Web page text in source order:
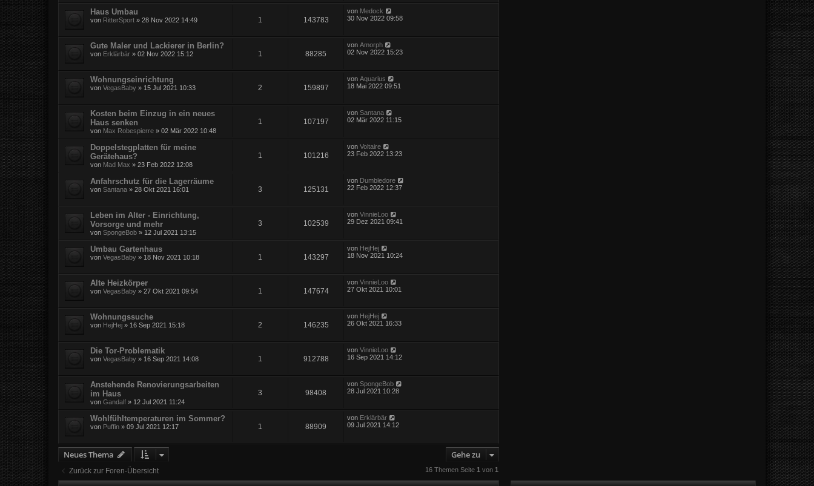
Haus Umbau
von RitterSport » 28 Nov 2022 14:49 1 143783
von Medock
30 Nov 2022 09:58
Gute Maler und Lackierer in Berlin?
von Erklärbär » 02 Nov 2022 15:12 1 88285
vonAmorph
02 Nov 2022 15:23
Wohnungseinrichtung
von VegasBaby » 15 Jul 2021 10:33 2 159897
vonAquarius
18 Mai 2022 09:51
Kosten beim Einzug in ein neues
Haus senken
von Max Robespierre » 02 Mär 2022 10:48
1 107197
vonSantana
02 Mär 2022 11:15
Doppelstegplatten für meine
Gerätehaus?
von Mad Max » 23 Feb 2022 12:08
1 101216
vonVoltaire
23 Feb 2022 13:23
Anfahrschutz für die Lagerräume
von Santana » 28 Okt 2021 16:01 3 125131
von Dumbledore
22 Feb 2022 12:37
Leben im Alter - Einrichtung,
Vorsorge und mehr
von SpongeBob » 12 Jul 2021 13:15
3 102539
vonVinnieLoo
29 Dez 2021 09:41
Umbau Gartenhaus
von VegasBaby » 18 Nov 2021 10:18 1 143297
von HejHej
18 Nov 2021 10:24
Alte Heizkörper
von VegasBaby » 27 Okt 2021 09:54 1 147674
vonVinnieLoo
27 Okt 2021 10:01
Wohnungssuche
von HejHej » 16 Sep 2021 15:18 2 146235
von HejHej
26 Okt 2021 16:33
Die Tor-Problematik
von VegasBaby » 16 Sep 2021 14:08 1 912788
vonVinnieLoo
16 Sep 2021 14:12
Anstehende Renovierungsarbeiten
im Haus
von Gandalf » 12 Jul 2021 11:24
3 98408
vonSpongeBob
28 Jul 2021 10:28
Wohlfühltemperaturen im Sommer?
von Puffin » 09 Jul 2021 12:17 1 88909
von Erklärbär
09 Jul 2021 14:12
Neues Thema Gehe zu
Zurück zur Foren-Übersicht 16 Themen Seite 1 von 1